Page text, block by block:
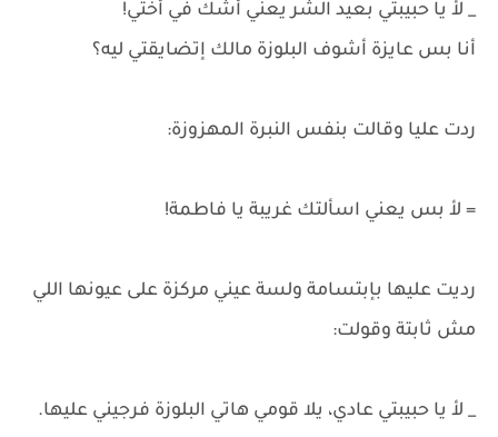
_ لأ يا حبيبتي بعيد الشر يعني أشك في أختي!
أنا بس عايزة أشوف البلوزة مالك إتضايقتي ليه؟
ردت عليا وقالت بنفس النبرة المهزوزة:
= لأ بس يعني اسألتك غريبة يا فاطمة!
رديت عليها بإبتسامة ولسة عيني مركزة على عيونها اللي
مش ثابتة وقولت:
_ لأ يا حبيبتي عادي، يلا قومي هاتي البلوزة فرجيني عليها.